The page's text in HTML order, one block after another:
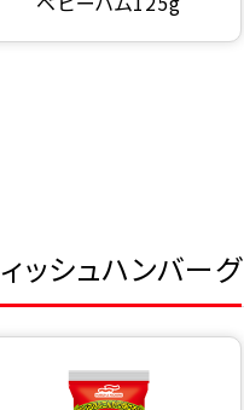
ッシュハンバーグ